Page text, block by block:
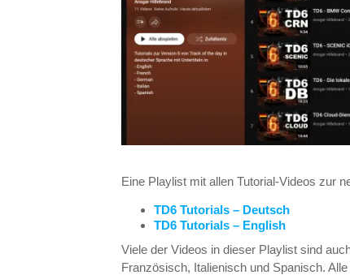
Eine Playlist mit allen Tutorial-Videos zur
TD6 Tutorials – Deutsch
TD6 Tutorials – English
Viele der Videos in dieser Playlist sind
Französisch, Italienisch und Spanisch.